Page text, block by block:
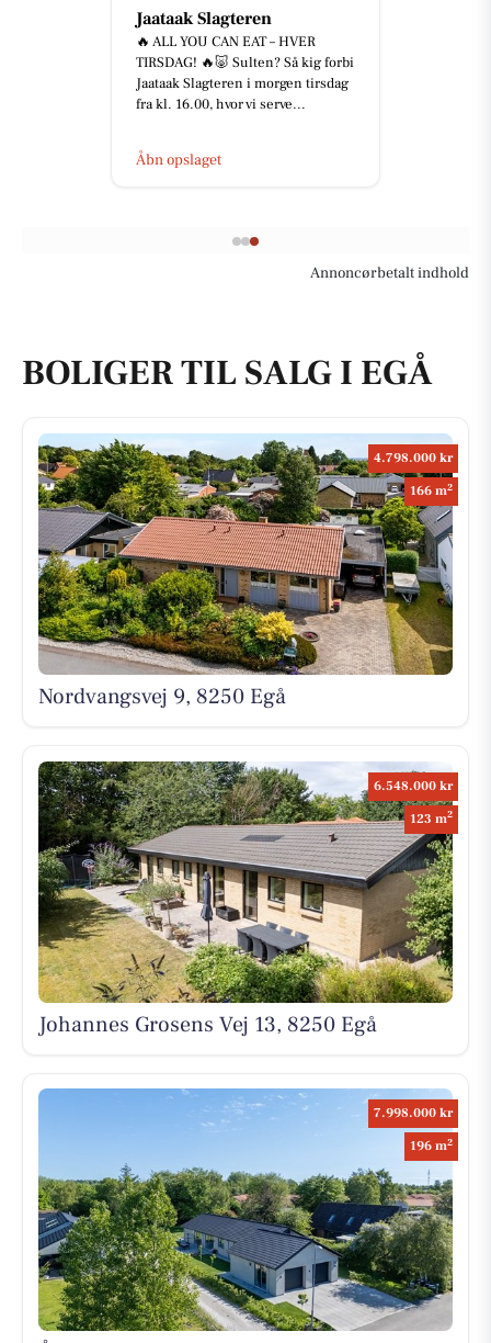
Jaataak Slagteren
🔥 ALL YOU CAN EAT – HVER
TIRSDAG! 🔥🐷 Sulten? Så kig forbi
Jaataak Slagteren i morgen tirsdag
fra kl. 16.00, hvor vi serve...
Åbn opslaget
Annoncørbetalt indhold
BOLIGER TIL SALG I EGÅ
4.798.000 kr
166 m2
Nordvangsvej 9, 8250 Egå
6.548.000 kr
123 m2
Johannes Grosens Vej 13, 8250 Egå
7.998.000 kr
196 m2